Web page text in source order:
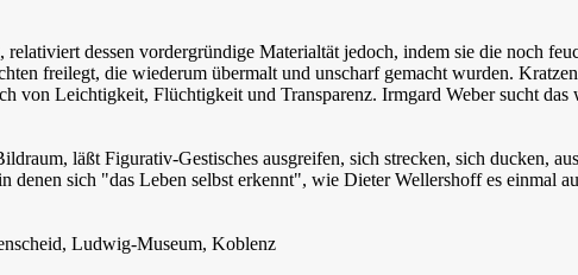
dessen vordergründige Materialtät jedoch, indem sie die noch
freilegt, die wiederum übermalt und unscharf gemacht wurden.
von Leichtigkeit, Flüchtigkeit und Transparenz. Irmgard Weber sucht
läßt Figurativ-Gestisches ausgreifen, sich strecken, sich ducken,
denen sich "das Leben selbst erkennt", wie Dieter Wellershoff es einmal
Ludwig-Museum, Koblenz